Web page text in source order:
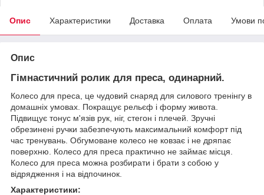
Опис Характеристики Доставка Оплата Умови
Опис
Гімнастичний ролик для преса, одинарний.
Колесо для преса, це чудовий снаряд для силового тренінгу в
домашніх умовах. Покращує рельєф і форму живота.
Підвищує тонус м'язів рук, ніг, стегон і плечей. Зручні
обрезинені ручки забезпечують максимальний комфорт під
час тренувань. Обгумоване колесо не ковзає і не дряпає
поверхню. Колесо для преса практично не займає місця.
Колесо для преса можна розбирати і брати з собою у
відрядження і на відпочинок.
Характеристики: